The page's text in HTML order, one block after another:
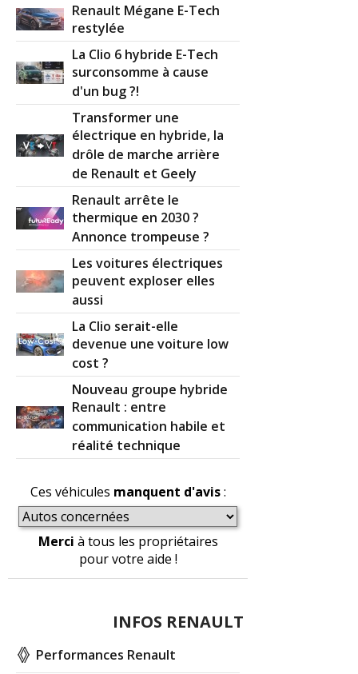
Renault Mégane E-Tech
restylée
La Clio 6 hybride E-Tech
surconsomme à cause
d'un bug ?!
Transformer une
électrique en hybride, la
drôle de marche arrière
de Renault et Geely
Renault arrête le
thermique en 2030 ?
Annonce trompeuse ?
Les voitures électriques
peuvent exploser elles
aussi
La Clio serait-elle
devenue une voiture low
cost ?
Nouveau groupe hybride
Renault : entre
communication habile et
réalité technique
Ces véhicules manquent d'avis:
Merci à tous les propriétaires
pour votre aide !
INFOS RENAULT
Performances Renault